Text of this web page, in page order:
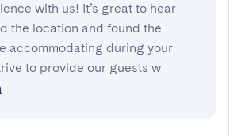
with us! It’s great to hear
the location and found the
accommodating during your
to provide our guests w